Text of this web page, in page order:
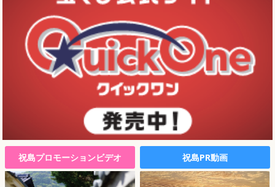
祝島プロモーションビデオ 祝島PR動画